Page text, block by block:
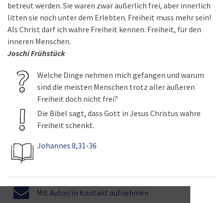
betreut werden. Sie waren zwar äußerlich frei, aber innerlich
litten sie noch unter dem Erlebten. Freiheit muss mehr sein!
Als Christ darf ich wahre Freiheit kennen. Freiheit, für den
inneren Menschen.
Joschi Frühstück
Welche Dinge nehmen mich gefangen und warum
sind die meisten Menschen trotz aller äußeren
Freiheit doch nicht frei?
Die Bibel sagt, dass Gott in Jesus Christus wahre
Freiheit schenkt.
Johannes 8,31-36
Mit Autor/in Kontakt aufnehmen